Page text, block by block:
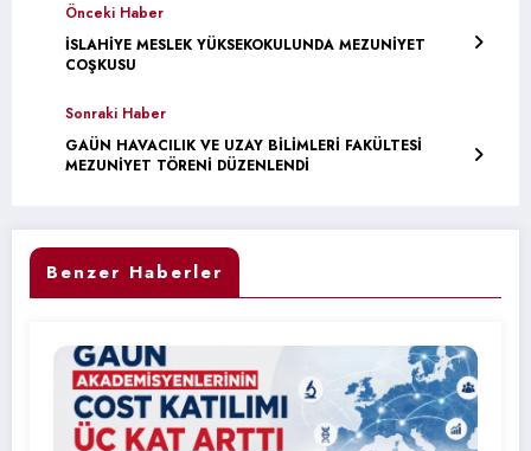
Önceki Haber
İSLAHİYE MESLEK YÜKSEKOKULUNDA MEZUNİYET
COŞKUSU
Sonraki Haber
GAÜN HAVACILIK VE UZAY BİLİMLERİ FAKÜLTESİ
MEZUNİYET TÖRENİ DÜZENLENDİ
Benzer Haberler